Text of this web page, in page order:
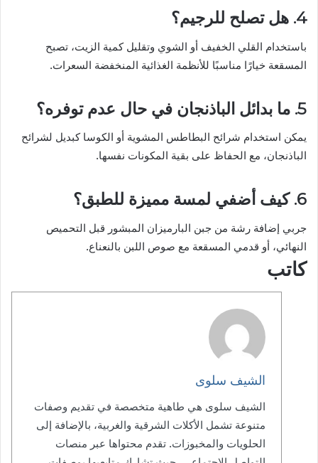
4. هل تصلح للرجيم؟
باستخدام القلي الخفيف أو الشوي وتقليل كمية الزيت، تصبح
المسقعة خيارًا مناسبًا للأنظمة الغذائية المنخفضة السعرات.
5. ما بدائل الباذنجان في حال عدم توفره؟
يمكن استخدام شرائح البطاطس المشوية أو الكوسا كبديل لشرائح
الباذنجان، مع الحفاظ على بقية المكونات نفسها.
6. كيف أضفي لمسة مميزة للطبق؟
جربي إضافة رشة من جبن البارميزان المبشور قبل التحميص
النهائي، أو قدمي المسقعة مع صوص اللبن بالنعناع.
كاتب
الشيف سلوى
الشيف سلوى هي طاهية متخصصة في تقديم وصفات
متنوعة تشمل الأكلات الشرقية والغربية، بالإضافة إلى
الحلويات والمخبوزات. تقدم محتواها عبر منصات